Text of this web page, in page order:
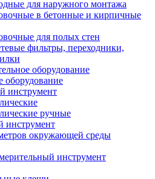
для наружного монтажа
в бетонные и кирпичные
для полых стен
фильтры, переходники,
оборудование
оборудование
инструмент
ручные
инструмент
окружающей среды
инструмент